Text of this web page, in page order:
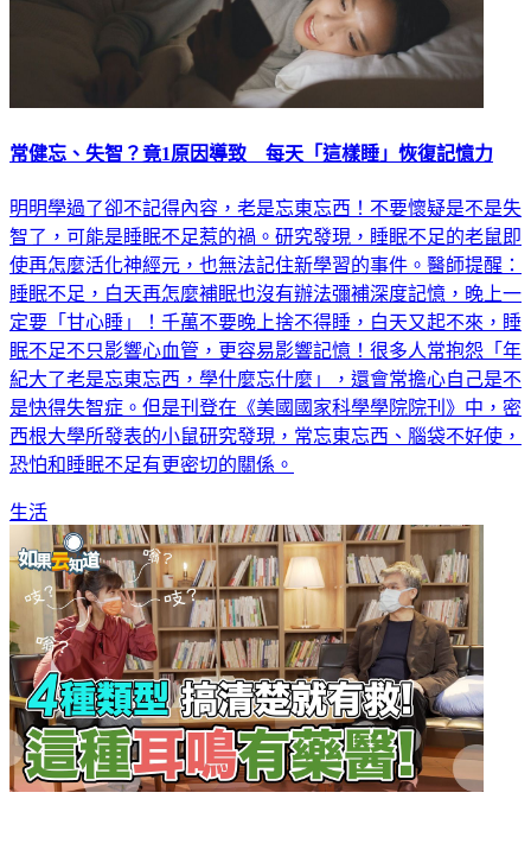
常健忘、失智？竟1原因導致 每天「這樣睡」恢復記憶力
明明學過了卻不記得內容，老是忘東忘西！不要懷疑是不是失
智了，可能是睡眠不足惹的禍。研究發現，睡眠不足的老鼠即
使再怎麼活化神經元，也無法記住新學習的事件。醫師提醒：
睡眠不足，白天再怎麼補眠也沒有辦法彌補深度記憶，晚上一
定要「甘心睡」！千萬不要晚上捨不得睡，白天又起不來，睡
眠不足不只影響心血管，更容易影響記憶！很多人常抱怨「年
紀大了老是忘東忘西，學什麼忘什麼」，還會常擔心自己是不
是快得失智症。但是刊登在《美國國家科學學院院刊》中，密
西根大學所發表的小鼠研究發現，常忘東忘西、腦袋不好使，
恐怕和睡眠不足有更密切的關係。
生活